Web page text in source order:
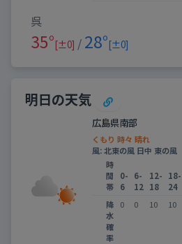
呉
35°[±0] / 28°[±0]
明日の天気
広島県南部
くもり 時々 晴れ
風: 北東の風 日中 東の風
時
間
帯
0-
6
6-
12
12-
18
18-
24
降
水
確
率
0 0 10 10